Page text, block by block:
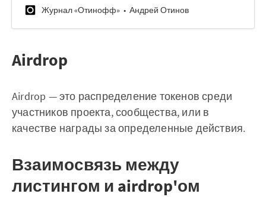
Журнал «Отинофф»
Андрей Отинов
Airdrop
Airdrop — это распределение токенов среди
участников проекта, сообщества, или в
качестве награды за определенные действия.
Взаимосвязь между
листингом и airdrop'ом